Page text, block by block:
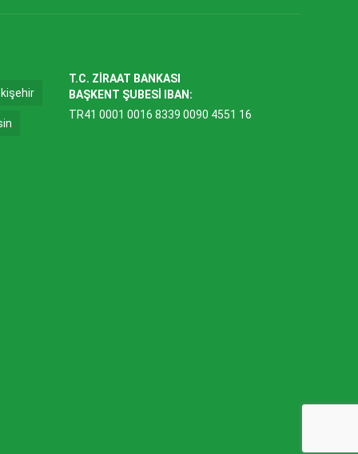
T.C. ZİRAAT BANKASI
BAŞKENT ŞUBESİ IBAN:
TR41 0001 0016 8339 0090 4551 16